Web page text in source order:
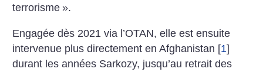
terrorisme ».
Engagée dès 2021 via l’OTAN, elle est ensuite
intervenue plus directement en Afghanistan [1]
durant les années Sarkozy, jusqu’au retrait des